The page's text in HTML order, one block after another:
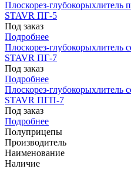
Плоскорез-глубокорыхлитель
STAVR ПГ-5
Под заказ
Подробнее
Плоскорез-глубокорыхлитель
STAVR ПГ-7
Под заказ
Подробнее
Плоскорез-
STAVR ПГП-7
Под заказ
Подробнее
Полуприцепы
Производитель
Наименование
Наличие